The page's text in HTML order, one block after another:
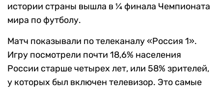
истории страны вышла в ¼ финала Чемпионата
мира по футболу.
Матч показывали по телеканалу «Россия 1».
Игру посмотрели почти 18,6% населения
России старше четырех лет, или 58% зрителей,
у которых был включен телевизор. Это самые